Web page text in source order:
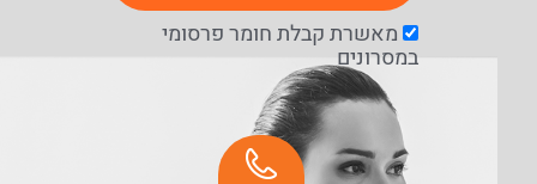
מאשרת קבלת חומר פרסומי
במסרונים